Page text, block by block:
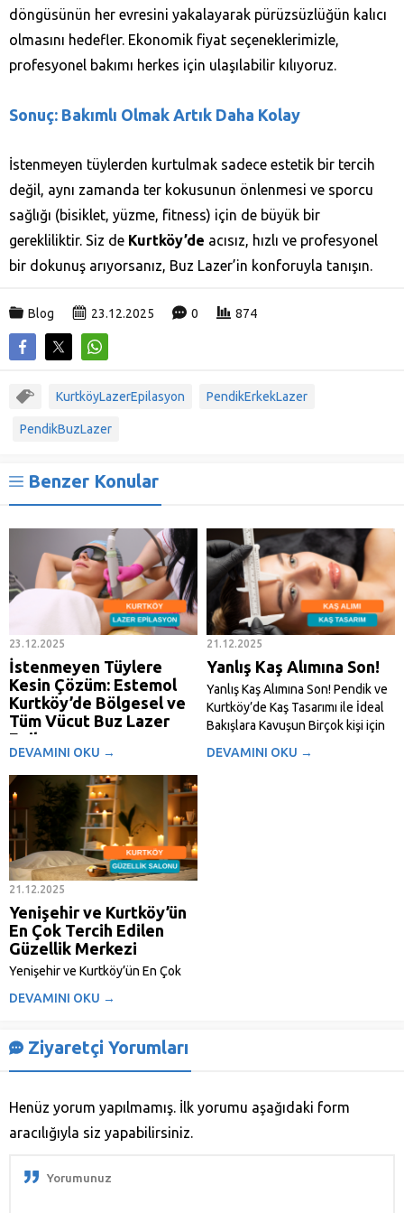
döngüsünün her evresini yakalayarak pürüzsüzlüğün kalıcı
olmasını hedefler. Ekonomik fiyat seçeneklerimizle,
profesyonel bakımı herkes için ulaşılabilir kılıyoruz.
Sonuç: Bakımlı Olmak Artık Daha Kolay
İstenmeyen tüylerden kurtulmak sadece estetik bir tercih
değil, aynı zamanda ter kokusunun önlenmesi ve sporcu
sağlığı (bisiklet, yüzme, fitness) için de büyük bir
gerekliliktir. Siz de Kurtköy’de acısız, hızlı ve profesyonel
bir dokunuş arıyorsanız, Buz Lazer’in konforuyla tanışın.
Blog 23.12.2025 0 874
KurtköyLazerEpilasyon PendikErkekLazer
PendikBuzLazer
Benzer Konular
23.12.2025
İstenmeyen Tüylere
Kesin Çözüm: Estemol
Kurtköy’de Bölgesel ve
Tüm Vücut Buz Lazer
Epilasyon
İstenmeyen Tüylere Kesin
Çözüm: Estemol Kurtköy’de
Bölgesel ve Tüm Vücut Buz
Lazer Epilasyon Günümüzde
kişisel bakım, hem kadınlar hem
de erkekler için sadece bir estetik
tercih değil, aynı zamanda bir
özgüven ve hijyen meselesidir.
İster...
DEVAMINI OKU →
21.12.2025
Yanlış Kaş Alımına Son!
Yanlış Kaş Alımına Son! Pendik ve
Kurtköy’de Kaş Tasarımı ile İdeal
Bakışlara Kavuşun Birçok kişi için
yapılan hızlı bir rutin gibi görünse
DEVAMINI OKU →
21.12.2025
Yenişehir ve Kurtköy’ün
En Çok Tercih Edilen
Güzellik Merkezi
Yenişehir ve Kurtköy’ün En Çok
Estemol Güzellik Pendik’in hızla
Kurtköy ve Yenişehir’de, kişisel
bakım ve estetik dendiğinde akla
yaşıyoruz. Estemol Güzellik...
DEVAMINI OKU →
Ziyaretçi Yorumları
Henüz yorum yapılmamış. İlk yorumu aşağıdaki form
aracılığıyla siz yapabilirsiniz.